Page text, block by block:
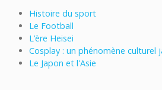
Histoire du sport
Le Football
L’ère Heisei
Cosplay : un phénomène culturel
Le Japon et l'Asie